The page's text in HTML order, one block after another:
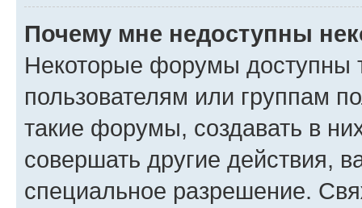
Почему мне недоступны
Некоторые форумы доступны
пользователям или группам
такие форумы, создавать в
совершать другие действия,
специальное разрешение.